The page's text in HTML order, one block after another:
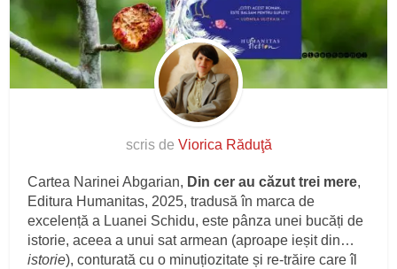
scris de Viorica Răduţă
Cartea Narinei Abgarian, Din cer au căzut trei mere,
Editura Humanitas, 2025, tradusă în marca de
excelență a Luanei Schidu, este pânza unei bucăți de
istorie, aceea a unui sat armean (aproape ieșit din…
istorie), conturată cu o minuțiozitate și re-trăire care îl